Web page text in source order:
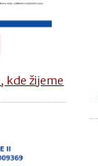
kde žijeme